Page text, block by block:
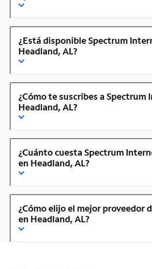
¿Está disponible Spectrum
Headland, AL?
¿Cómo te suscribes a Spectrum
Headland, AL?
¿Cuánto cuesta Spectrum
en Headland, AL?
¿Cómo elijo el mejor proveedor
en Headland, AL?